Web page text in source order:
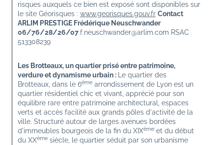
risques auxquels ce bien est exposé sont disponibles sur
le site Géorisques : www.georisques.gouv.fr Contact
ARLIM PRESTIGE Frédérique Neuschwander
06/76/28/26/07 f.neuschwander@arlim.com RSAC
513308239
Les Brotteaux, un quartier prisé entre patrimoine,
verdure et dynamisme urbain : Le quartier des
Brotteaux, dans le 6ème arrondissement de Lyon est un
quartier résidentiel chic et vivant, apprécié pour son
équilibre rare entre patrimoine architectural, espaces
verts et accès facilité aux grands pôles d'activité de la
ville. Structuré autour de larges avenues bordées
d'immeubles bourgeois de la fin du XIXème et du début
du XXème siècle, le quartier séduit par son urbanisme